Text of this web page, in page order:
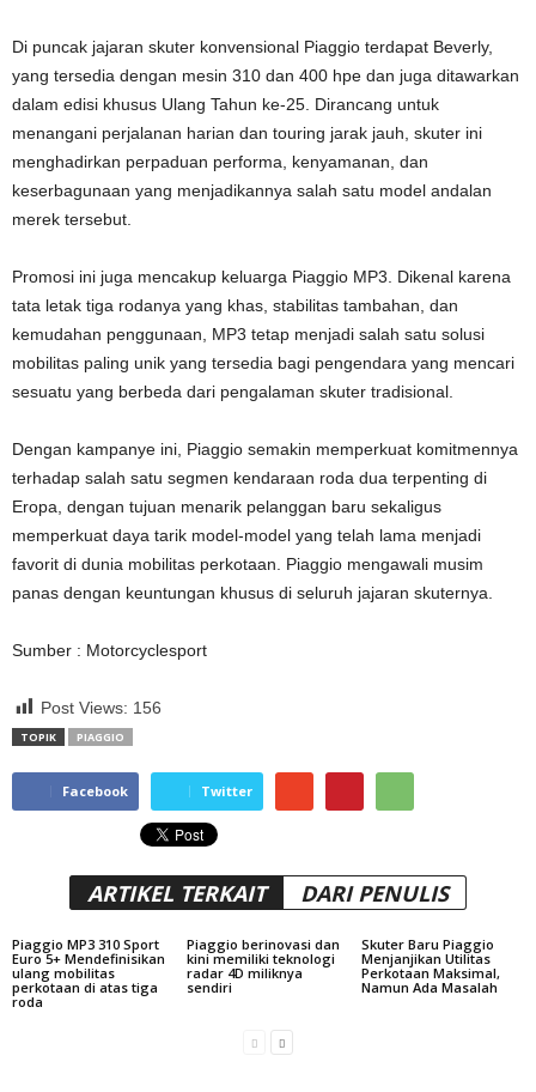
Di puncak jajaran skuter konvensional Piaggio terdapat Beverly,
yang tersedia dengan mesin 310 dan 400 hpe dan juga ditawarkan
dalam edisi khusus Ulang Tahun ke-25. Dirancang untuk
menangani perjalanan harian dan touring jarak jauh, skuter ini
menghadirkan perpaduan performa, kenyamanan, dan
keserbagunaan yang menjadikannya salah satu model andalan
merek tersebut.
Promosi ini juga mencakup keluarga Piaggio MP3. Dikenal karena
tata letak tiga rodanya yang khas, stabilitas tambahan, dan
kemudahan penggunaan, MP3 tetap menjadi salah satu solusi
mobilitas paling unik yang tersedia bagi pengendara yang mencari
sesuatu yang berbeda dari pengalaman skuter tradisional.
Dengan kampanye ini, Piaggio semakin memperkuat komitmennya
terhadap salah satu segmen kendaraan roda dua terpenting di
Eropa, dengan tujuan menarik pelanggan baru sekaligus
memperkuat daya tarik model-model yang telah lama menjadi
favorit di dunia mobilitas perkotaan. Piaggio mengawali musim
panas dengan keuntungan khusus di seluruh jajaran skuternya.
Sumber : Motorcyclesport
Post Views: 156
TOPIK PIAGGIO
Facebook Twitter
ARTIKEL TERKAIT DARI PENULIS
Piaggio MP3 310 Sport
Euro 5+ Mendefinisikan
ulang mobilitas
perkotaan di atas tiga
roda
Piaggio berinovasi dan
kini memiliki teknologi
radar 4D miliknya
sendiri
Skuter Baru Piaggio
Menjanjikan Utilitas
Perkotaan Maksimal,
Namun Ada Masalah